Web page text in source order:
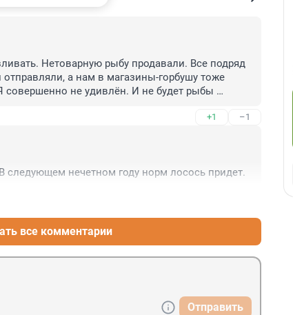
Нетоварную рыбу продавали. Все подряд
а нам в магазины-горбушу тоже
совершенно не удивлён. И не будет рыбы
которая тоже в переработку должна была уйти.
на внутренний рынок её просто не хватило и
нам, что завалит рыбой. Увы....Рыночек
довольны. А с лососем такая же история, не
рыбы за 1000+ руб за кг мягко говоря тоже не
+1 –1
следующем нечетном году норм лосось придет.
все комментарии
Отправить